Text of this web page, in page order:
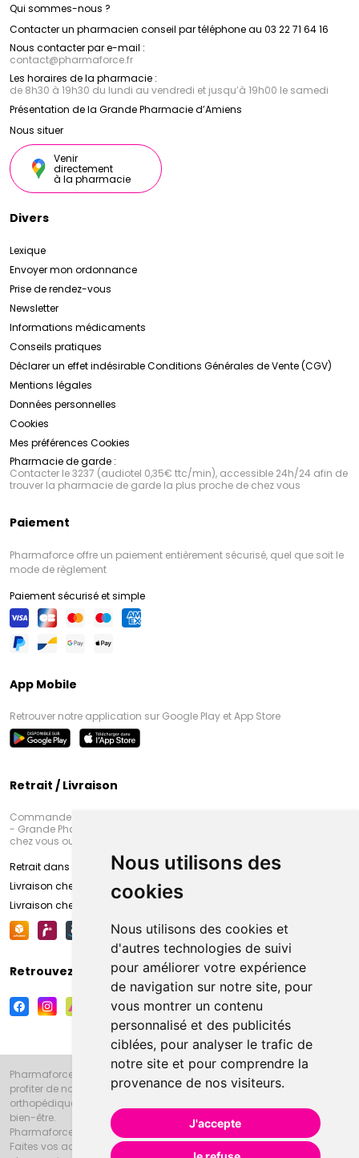
Nous utilisons des
cookies
Nous utilisons des cookies et
d'autres technologies de suivi
pour améliorer votre expérience
de navigation sur notre site, pour
vous montrer un contenu
personnalisé et des publicités
ciblées, pour analyser le trafic de
notre site et pour comprendre la
provenance de nos visiteurs.
J'accepte
Qui sommes-nous ?
Contacter un pharmacien conseil par téléphone au 03 22 71 64 16
Nous contacter par e-mail :
contact@pharmaforce.fr
Les horaires de la pharmacie :
de 8h30 à 19h30 du lundi au vendredi et jusqu’à 19h00 le samedi
Présentation de la Grande Pharmacie d’Amiens
Nous situer
Venir
directement
à la pharmacie
Divers
Lexique
Envoyer mon ordonnance
Prise de rendez-vous
Newsletter
Informations médicaments
Conseils pratiques
Déclarer un effet indésirableConditions Générales de Vente (CGV)
Mentions légales
Données personnelles
Cookies
Mes préférences Cookies
Pharmacie de garde :
Contacter le 3237 (audiotel 0,35€ ttc/min), accessible 24h/24 afin de
trouver la pharmacie de garde la plus proche de chez vous
Paiement
Pharmaforce offre un paiement entièrement sécurisé, quel que soit le
mode de règlement
Paiement sécurisé et simple
App Mobile
Retrouver notre application sur Google Play et App Store
Retrait / Livraison
Commandez en ligne et venez chercher votre commande à Amiens
- Grande Pharmacie d’Amiens (Fachon) ou recevez-là rapidement
chez vous ou en point retrait
Retrait dans la pharmacie d’Amiens
Livraison chez vous
Livraison chez votre commerçant
Retrouvez-nous sur vos réseaux sociaux
Pharmaforce.fr et la Grande Pharmacie d’Amiens vous souhaitent de
profiter de notre accueil, de nos conseils pharmaceutiques,
orthopédiques, homéopathiques, parapharmaceutiques, beauté et
bien-être.
Pharmaforce.fr est le site internet de la Grande Pharmacie d’Amiens.
Faites vos achats en ligne grâce à un choix de 20000 références en